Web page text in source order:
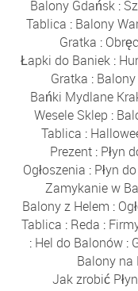
Balony Gdańsk :
Tablica : Balony
Gratka :
Łapki do Baniek:
Gratka :
Bańki Mydlane
Wesele Sklep :
Tablica :
Prezent : Płyn
Ogłoszenia : Płyn
Zamykanie w
Balony z Helem :
Tablica : Reda :
: Hel do Balonów:
Balony na
Jak zrobić